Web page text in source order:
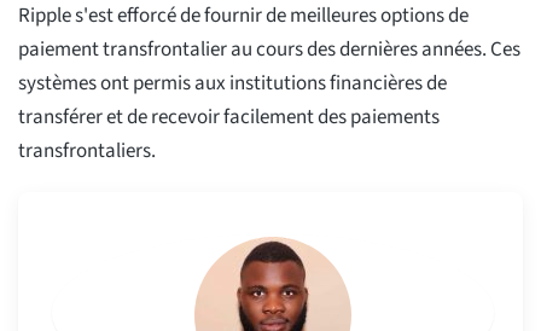
Ripple s'est efforcé de fournir de meilleures options de
paiement transfrontalier au cours des dernières années. Ces
systèmes ont permis aux institutions financières de
transférer et de recevoir facilement des paiements
transfrontaliers.